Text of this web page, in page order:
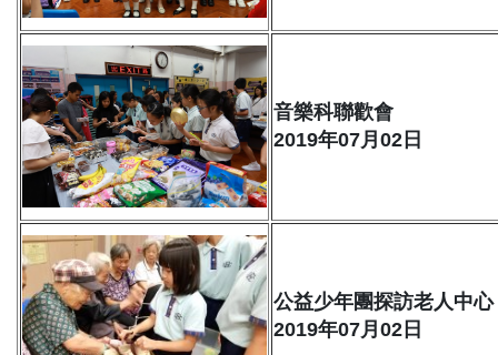
音樂科聯歡會
2019年07月02日
公益少年團探訪老人中心
2019年07月02日